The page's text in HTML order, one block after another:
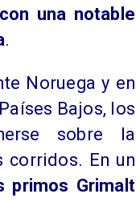
una notable
.
Noruega y en
Bajos, los
sobre la
corridos. En un
primos Grimalt